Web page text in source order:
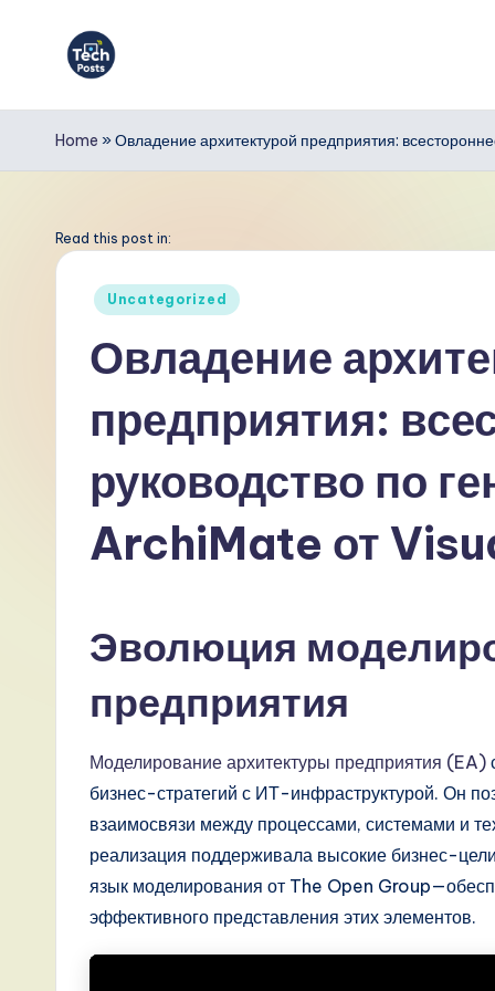
Перейти
T
e
h
si
Home » Овладение архитектурой предприятия:
Read this post in:
Опубликовано
Uncategorized
Овладение
предприятия:
руководство по
ArchiMate от
Эволюция
предприятия
Моделирование архитектуры предприятия (EA)
бизнес-стратегий с ИТ-инфраструктурой. Он
взаимосвязи между процессами, системами и
реализация поддерживала высокие бизнес-
язык моделирования от The Open
эффективного представления этих элементов.